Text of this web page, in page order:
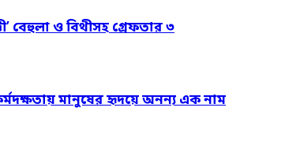
বেহুলা ও বিথীসহ গ্রেফতার ৩
মানুষের হৃদয়ে অনন্য এক নাম